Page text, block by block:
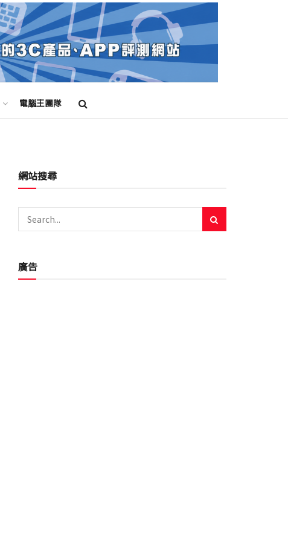
電腦王團隊
網站搜尋
廣告